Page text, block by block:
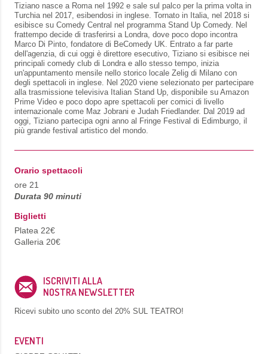
Tiziano nasce a Roma nel 1992 e sale sul palco per la prima volta in
Turchia nel 2017, esibendosi in inglese. Tornato in Italia, nel 2018 si
esibisce su Comedy Central nel programma Stand Up Comedy. Nel
frattempo decide di trasferirsi a Londra, dove poco dopo incontra
Marco Di Pinto, fondatore di BeComedy UK. Entrato a far parte
dell'agenzia, di cui oggi è direttore esecutivo, Tiziano si esibisce nei
principali comedy club di Londra e allo stesso tempo, inizia
un'appuntamento mensile nello storico locale Zelig di Milano con
degli spettacoli in inglese. Nel 2020 viene selezionato per partecipare
alla trasmissione televisiva Italian Stand Up, disponibile su Amazon
Prime Video e poco dopo apre spettacoli per comici di livello
internazionale come Maz Jobrani e Judah Friedlander. Dal 2019 ad
oggi, Tiziano partecipa ogni anno al Fringe Festival di Edimburgo, il
più grande festival artistico del mondo.
Orario spettacoli
ore 21
Durata 90 minuti
Biglietti
Platea 22€
Galleria 20€
ISCRIVITI ALLA
NOSTRA NEWSLETTER
Ricevi subito uno sconto del 20% SUL TEATRO!
EVENTI